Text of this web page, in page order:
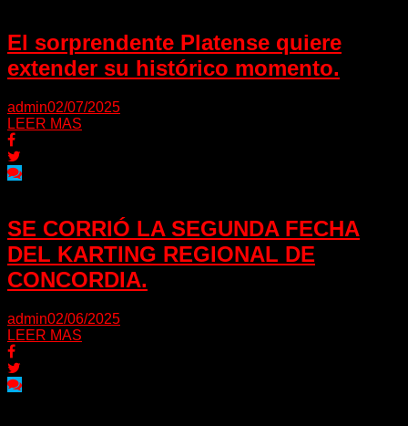
El sorprendente Platense quiere
extender su histórico momento.
admin02/07/2025
LEER MAS
SE CORRIÓ LA SEGUNDA FECHA
DEL KARTING REGIONAL DE
CONCORDIA.
admin02/06/2025
LEER MAS